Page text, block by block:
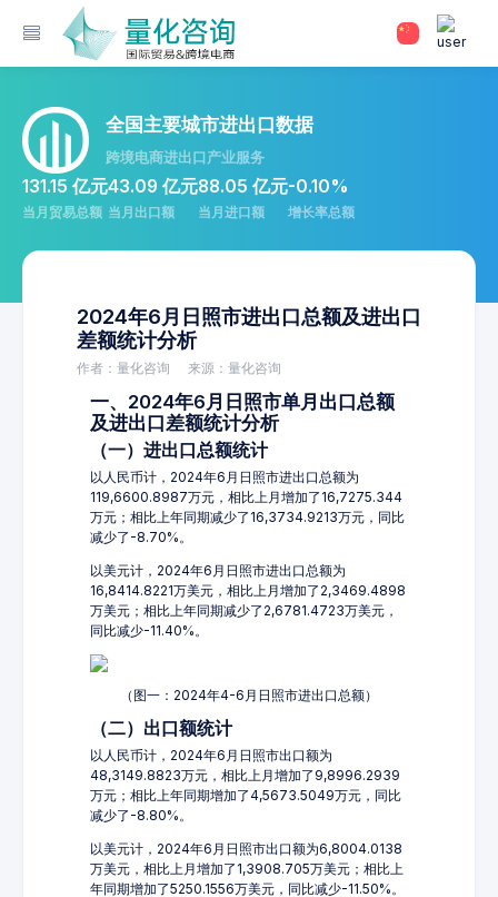
全国主要城市进出口数据
跨境电商进出口产业服务
131.15 亿元
当月贸易总额
43.09 亿元
当月出口额
88.05 亿元
当月进口额
-0.10%
增长率总额
2024年6月日照市进出口总额及进出口
差额统计分析
作者：量化咨询 来源：量化咨询
一、2024年6月日照市单月出口总额
及进出口差额统计分析
（一）进出口总额统计
以人民币计，2024年6月日照市进出口总额为
119,6600.8987万元，相比上月增加了16,7275.344
万元；相比上年同期减少了16,3734.9213万元，同比
减少了-8.70%。
以美元计，2024年6月日照市进出口总额为
16,8414.8221万美元，相比上月增加了2,3469.4898
万美元；相比上年同期减少了2,6781.4723万美元，
同比减少-11.40%。
（图一：2024年4-6月日照市进出口总额）
（二）出口额统计
以人民币计，2024年6月日照市出口额为
48,3149.8823万元，相比上月增加了9,8996.2939
万元；相比上年同期增加了4,5673.5049万元，同比
减少了-8.80%。
以美元计，2024年6月日照市出口额为6,8004.0138
万美元，相比上月增加了1,3908.705万美元；相比上
年同期增加了5250.1556万美元，同比减少-11.50%。